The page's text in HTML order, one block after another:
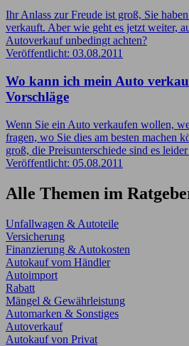
Ihr Anlass zur Freude ist groß, Sie
verkauft. Aber wie geht es jetzt weiter,
Autoverkauf unbedingt achten?
Veröffentlicht: 03.08.2011
Wo kann ich mein Auto
Vorschläge
Wenn Sie ein Auto verkaufen wollen,
fragen, wo Sie dies am besten machen
groß, die Preisunterschiede sind es
Veröffentlicht: 05.08.2011
Alle Themen im
Unfallwagen & Autoteile
Versicherung
Finanzierung & Autokosten
Autokauf vom Händler
Autoimport
Rabatt
Mängel & Gewährleistung
Automarken & Sonstiges
Autoverkauf
Autokauf von Privat